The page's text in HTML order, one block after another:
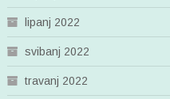
lipanj 2022
svibanj 2022
travanj 2022